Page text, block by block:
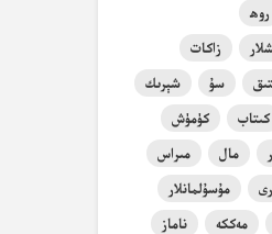
روھ
زاكات
سۇ
شېرىك
كىتاب
كۈمۈش
مال
مىراس
مۇسۇلمانلار
مەككە
ناماز